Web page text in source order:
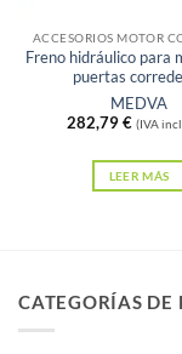
ACCESORIOS MOTOR
Freno hidráulico para
puertas
MEDVA
282,79€ (IVA
LEER MÁS
CATEGORÍAS DE